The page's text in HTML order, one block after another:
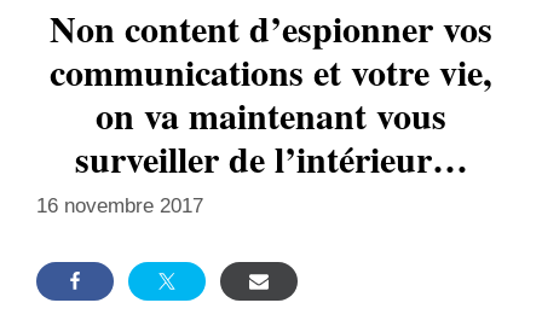
Non content d’espionner vos
communications et votre vie,
on va maintenant vous
surveiller de l’intérieur…
16 novembre 2017